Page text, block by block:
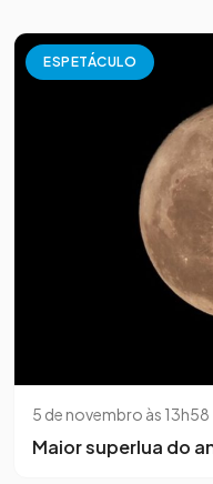
ESPETÁCULO
5 de novembro às 13h58
Maior superlua do